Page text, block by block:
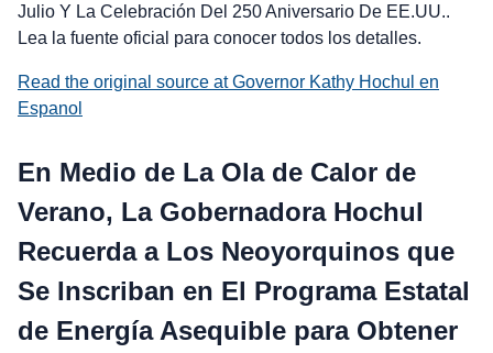
Julio Y La Celebración Del 250 Aniversario De EE.UU..
Lea la fuente oficial para conocer todos los detalles.
Read the original source at Governor Kathy Hochul en
Espanol
En Medio de La Ola de Calor de
Verano, La Gobernadora Hochul
Recuerda a Los Neoyorquinos que
Se Inscriban en El Programa Estatal
de Energía Asequible para Obtener